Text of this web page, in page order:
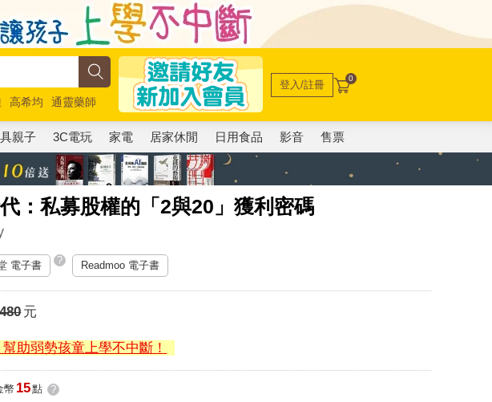
高希均
通靈藥師
登入/註冊 0
親子 3C電玩 家電 居家休閒 日用食品 影音 售票
：私募股權的「2與20」獲利密碼
電子書 ? Readmoo 電子書
480元
助弱勢孩童上學不中斷！
幣 15點 ?